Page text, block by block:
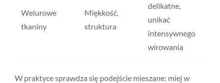
Welurowe
tkaniny
Miękkość,
struktura
delikatne,
unikać
intensywnego
wirowania
W praktyce sprawdza się podejście mieszane: miej w